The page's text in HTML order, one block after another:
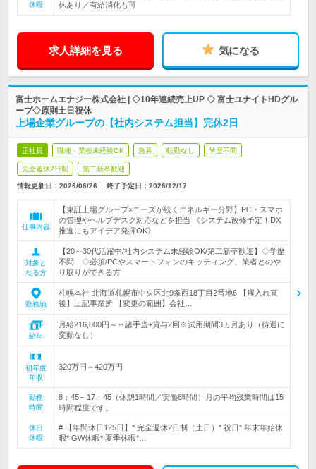
休暇
休あり／有給消化も可
求人詳細を見る 気になる
富士ホームエナジー株式会社 | ◇10年連続売上UP ◇ 富士ユナイトHDグル
ープ◇原則土日祝休
上場企業グループの【社内システム担当】完休2日
正社員 職種・業種未経験OK 急募 転勤なし 学歴不問
完全週休2日制 第二新卒歓迎
情報更新日：2026/06/26 終了予定日： 2026/12/17
仕事内容
【東証上場グループ×ニーズが続くエネルギー分野】PC・スマホ
の管理やヘルプデスク対応などを担当 《システム改修予定！DX
推進にもアイデア発揮OK》
対象と
なる方
【20～30代活躍中/社内システム未経験OK/第二新卒歓迎】◇学歴
不問 ◇必須/PCやスマートフォンのキッティング、業者とのや
り取りができる方
勤務地
札幌本社 北海道札幌市中央区北9条西18丁目2番地6 【雇入れ直
後】上記事業所 【変更の範囲】会社…
給与
月給216,000円～＋諸手当+賞与2回※試用期間3ヵ月あり（待遇に
変動なし）
初年度
年収
320万円～420万円
勤務
時間
8：45～17：45（休憩1時間／実働8時間）月の平均残業時間は15
時間程度です。
休日
休暇
# 【年間休日125日】* 完全週休2日制（土日）* 祝日* 年末年始休
暇* GW休暇* 夏季休暇*…